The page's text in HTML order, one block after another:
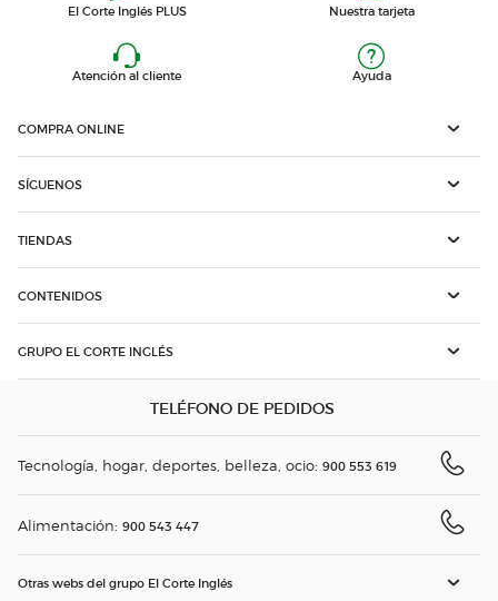
El Corte Inglés PLUS Nuestra tarjeta
Atención al cliente Ayuda
COMPRA ONLINE
SÍGUENOS
TIENDAS
CONTENIDOS
GRUPO EL CORTE INGLÉS
TELÉFONO DE PEDIDOS
Tecnología, hogar, deportes, belleza, ocio: 900 553 619
Alimentación: 900 543 447
Otras webs del grupo El Corte Inglés